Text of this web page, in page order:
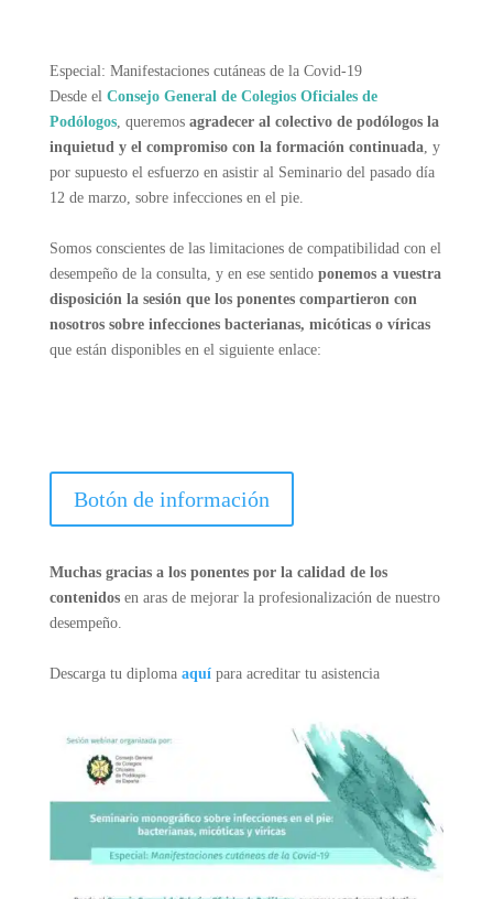
Especial: Manifestaciones cutáneas de la Covid-19
Desde el Consejo General de Colegios Oficiales de
Podólogos, queremos agradecer al colectivo de podólogos la
inquietud y el compromiso con la formación continuada , y
por supuesto el esfuerzo en asistir al Seminario del pasado día
12 de marzo, sobre infecciones en el pie.
Somos conscientes de las limitaciones de compatibilidad con el
desempeño de la consulta, y en ese sentido ponemos a vuestra
disposición la sesión que los ponentes compartieron con
nosotros sobre infecciones bacterianas, micóticas o víricas
que están disponibles en el siguiente enlace:
Botón de información
Muchas gracias a los ponentes por la calidad de los
contenidosen aras de mejorar la profesionalización de nuestro
desempeño.
Descarga tu diploma aquípara acreditar tu asistencia